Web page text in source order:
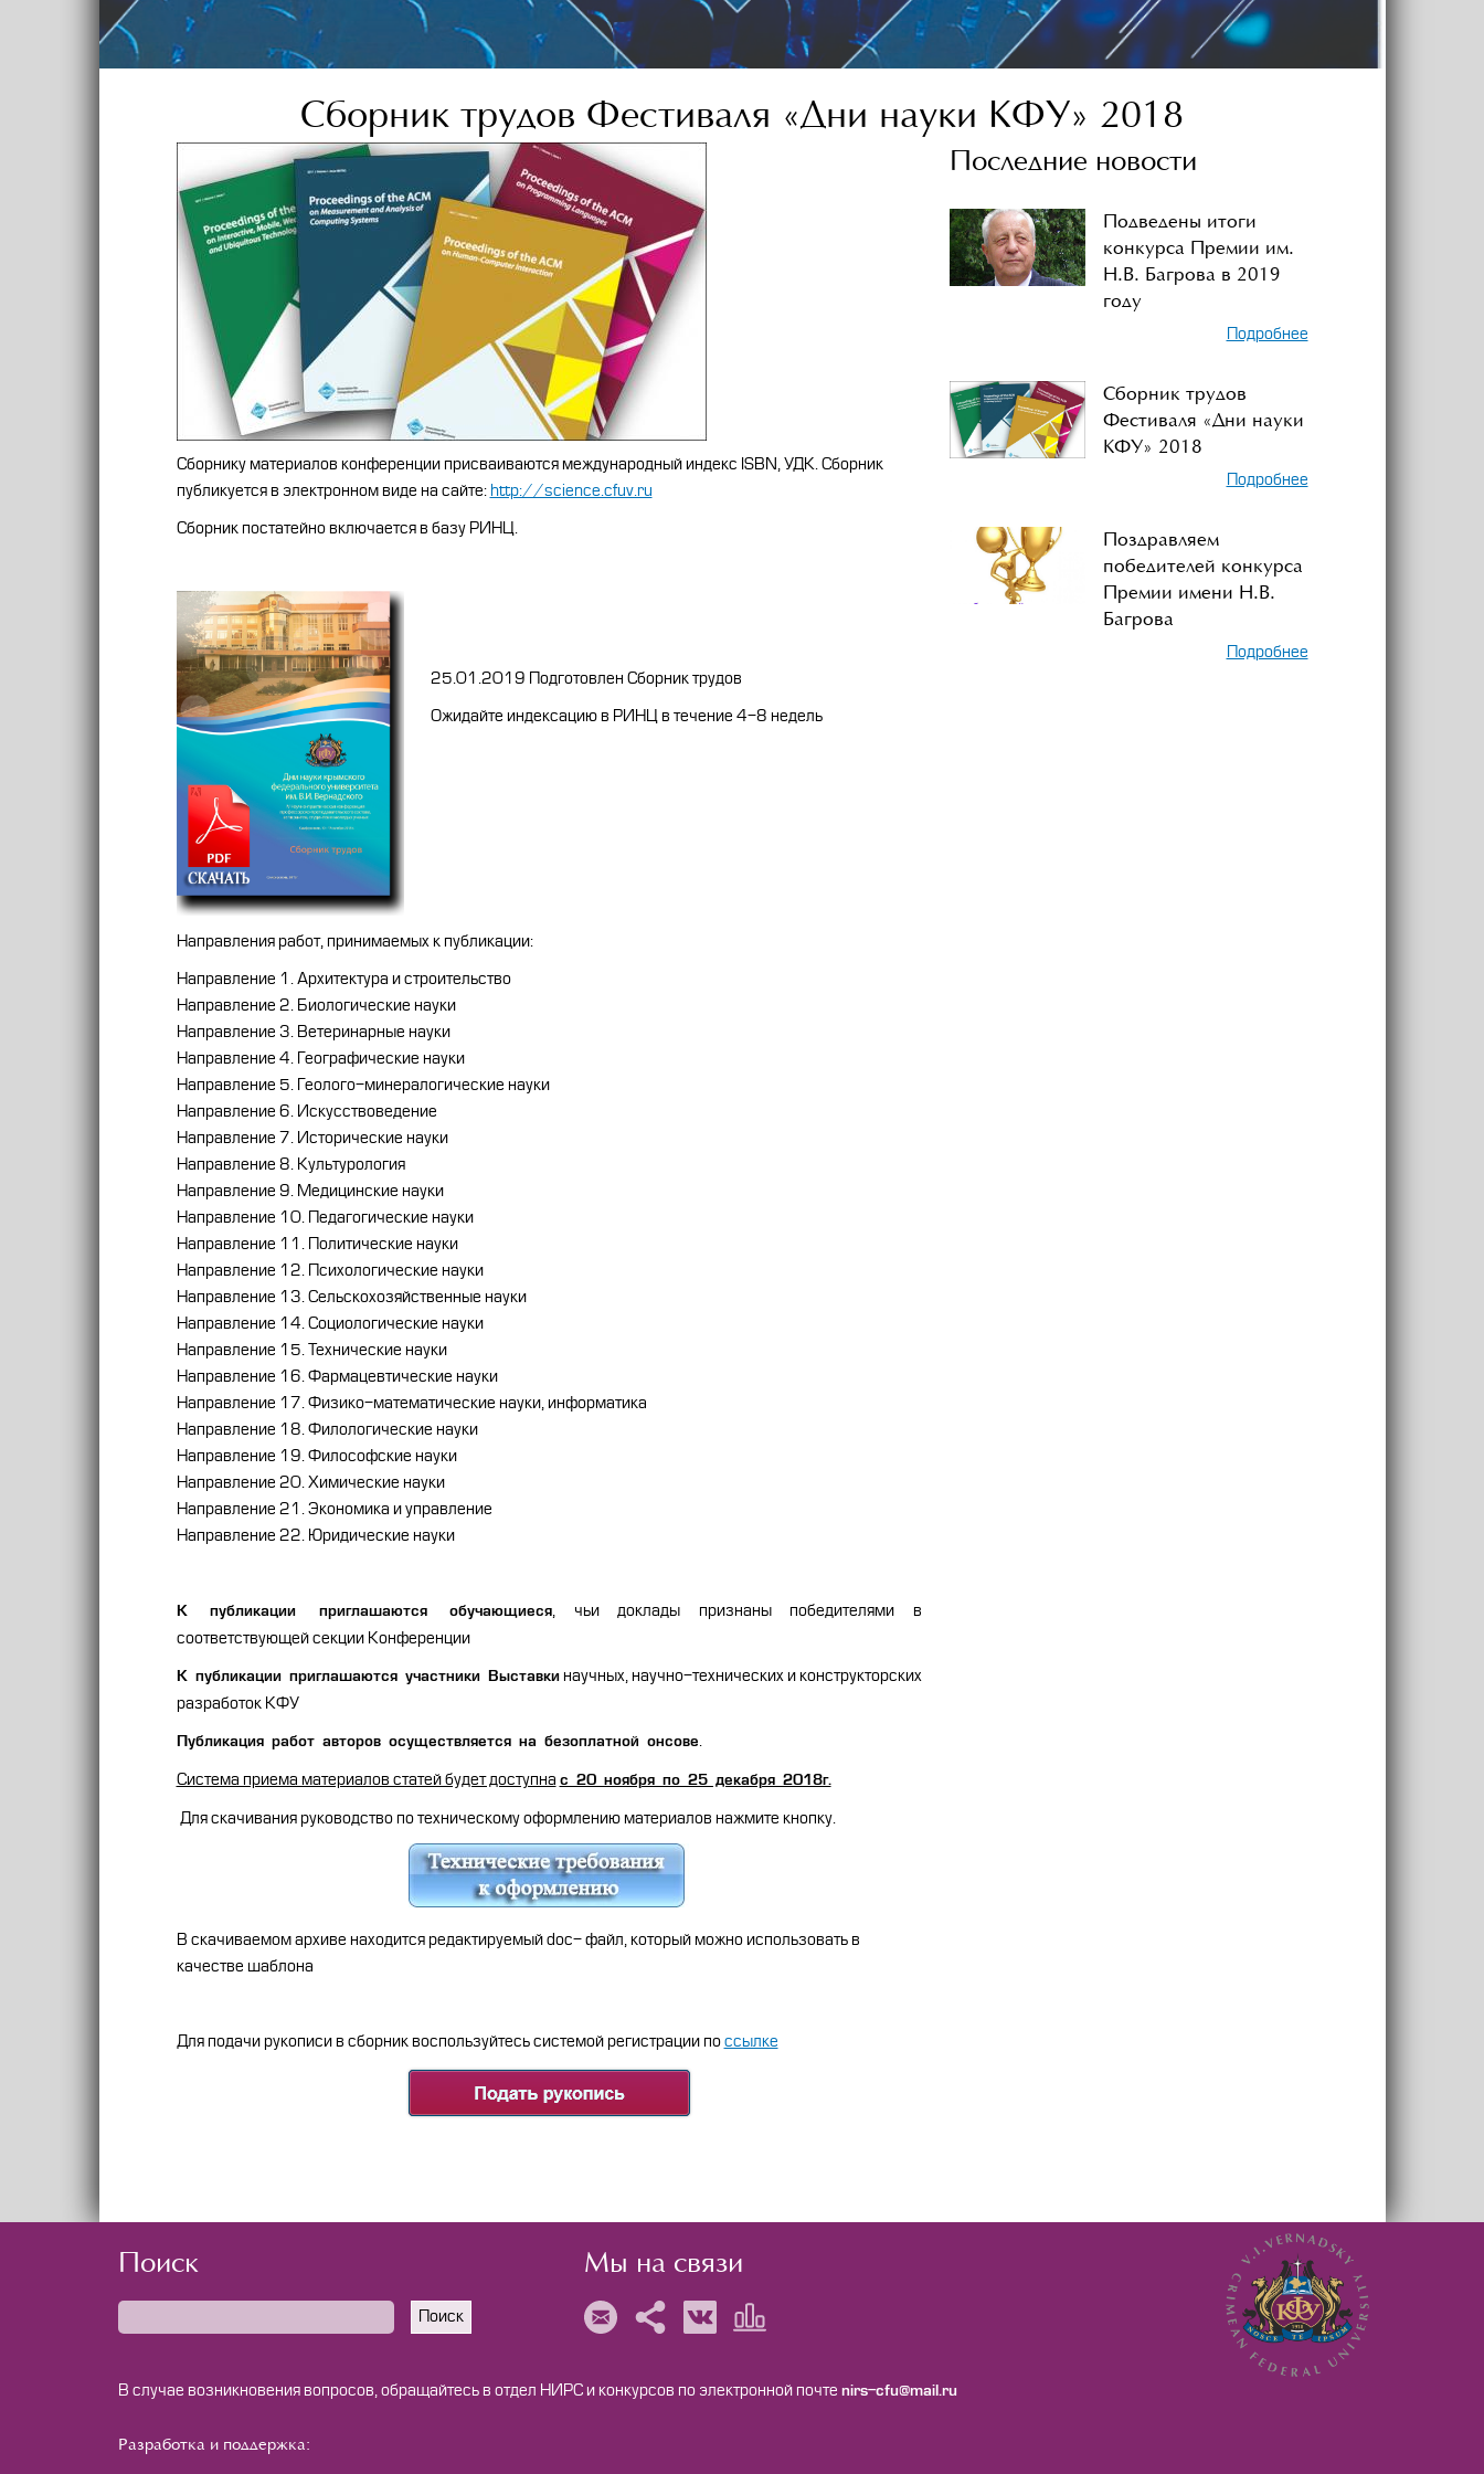
Сборник трудов Фестиваля «Дни науки КФУ» 2018
to
top
Сборнику материалов конференции присваиваются международный индекс ISBN, УДК. Сборник
публикуется в электронном виде на сайте: http://science.cfuv.ru
Сборник постатейно включается в базу РИНЦ.
25.01.2019 Подготовлен Сборник трудов
Ожидайте индексацию в РИНЦ в течение 4-8 недель
Направления работ, принимаемых к публикации:
Направление 1. Архитектура и строительство
Направление 2. Биологические науки
Направление 3. Ветеринарные науки
Направление 4. Географические науки
Направление 5. Геолого-минералогические науки
Направление 6. Искусствоведение
Направление 7. Исторические науки
Направление 8. Культурология
Направление 9. Медицинские науки
Направление 10. Педагогические науки
Направление 11. Политические науки
Направление 12. Психологические науки
Направление 13. Сельскохозяйственные науки
Направление 14. Социологические науки
Направление 15. Технические науки
Направление 16. Фармацевтические науки
Направление 17. Физико-математические науки, информатика
Направление 18. Филологические науки
Направление 19. Философские науки
Направление 20. Химические науки
Направление 21. Экономика и управление
Направление 22. Юридические науки
К публикации приглашаются обучающиеся, чьи доклады признаны победителями в
соответствующей секции Конференции
К публикации приглашаются участники Выставкинаучных, научно-технических и конструкторских
разработок КФУ
Публикация работ авторов осуществляется на безоплатной онсове.
Система приема материалов статей будет доступна c 20 ноября по 25 декабря 2018г.
Для скачивания руководство по техническому оформлению материалов нажмите кнопку.
В скачиваемом архиве находится редактируемый doc- файл, который можно использовать в
качестве шаблона
Для подачи рукописи в сборник воспользуйтесь системой регистрации поссылке
Последние новости
Подведены итоги
конкурса Премии им.
Н.В. Багрова в 2019
году
Подробнее
Сборник трудов
Фестиваля «Дни науки
КФУ» 2018
Подробнее
Поздравляем
победителей конкурса
Премии имени Н.В.
Багрова
Подробнее
Поиск Мы на связи
В случае возникновения вопросов, обращайтесь в отдел НИРС и конкурсов по электронной почте nirs-cfu@mail.ru
Разработка и поддержка: